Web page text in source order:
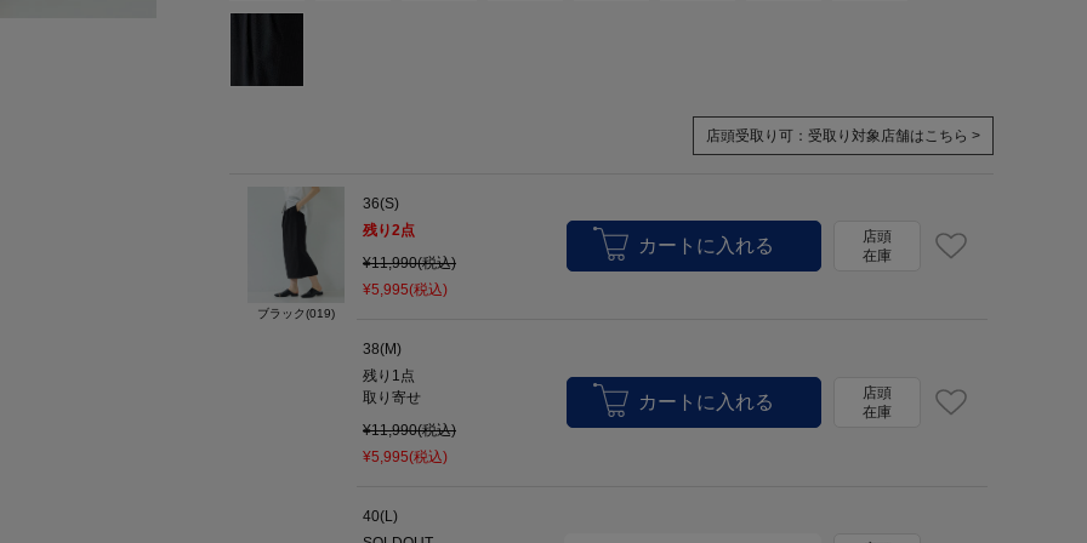
店頭受取り可： 受取り対象店舗はこちら >
ブラック(019)
36(S)
残り2点
¥11,990(税込)
¥5,995(税込)
店頭
在庫
38(M)
残り1点
取り寄せ
¥11,990(税込)
¥5,995(税込)
店頭
在庫
40(L)